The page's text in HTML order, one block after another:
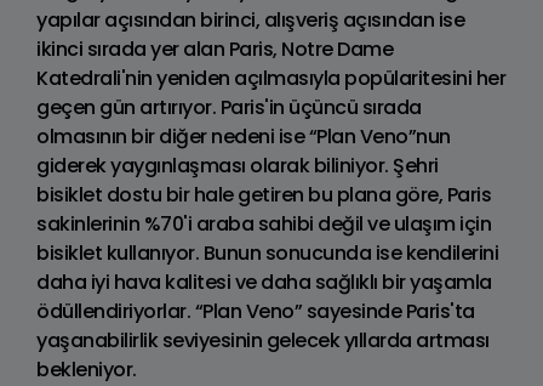
yapılar açısından birinci, alışveriş açısından ise
ikinci sırada yer alan Paris, Notre Dame
Katedrali'nin yeniden açılmasıyla popülaritesini her
geçen gün artırıyor. Paris'in üçüncü sırada
olmasının bir diğer nedeni ise “Plan Veno”nun
giderek yaygınlaşması olarak biliniyor. Şehri
bisiklet dostu bir hale getiren bu plana göre, Paris
sakinlerinin %70'i araba sahibi değil ve ulaşım için
bisiklet kullanıyor. Bunun sonucunda ise kendilerini
daha iyi hava kalitesi ve daha sağlıklı bir yaşamla
ödüllendiriyorlar. “Plan Veno” sayesinde Paris'ta
yaşanabilirlik seviyesinin gelecek yıllarda artması
bekleniyor.